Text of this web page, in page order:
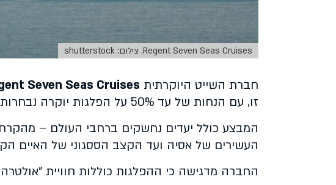
Regent Seven Seas Cruises. צילום: shutterstock
חברת השייט היוקרתית Seven Seas Cruises
זו, עם הנחות של עד 50% על הפלגות יוקרה נבחרות בעונות 2025–2026.
המבצע כולל יעדים נחשקים ברחבי העולם –
העשירים של אסיה ועד הקצב הססגוני של האיים
החברה מדגישה כי ההפלגות כוללות חוויית